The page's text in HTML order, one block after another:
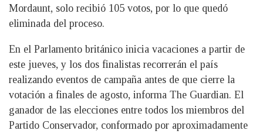
Mordaunt, solo recibió 105 votos, por lo que quedó
eliminada del proceso.
En el Parlamento británico inicia vacaciones a partir de
este jueves, y los dos finalistas recorrerán el país
realizando eventos de campaña antes de que cierre la
votación a finales de agosto, informa The Guardian. El
ganador de las elecciones entre todos los miembros del
Partido Conservador, conformado por aproximadamente